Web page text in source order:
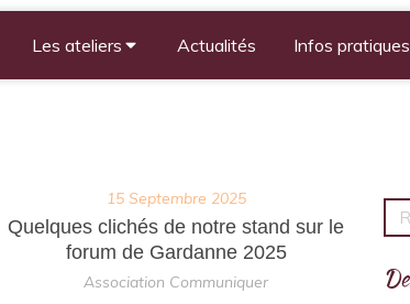
Les ateliers Actualités Infos
15 Septembre 2025
Quelques clichés de notre stand sur le
forum de Gardanne 2025
Association Communiquer